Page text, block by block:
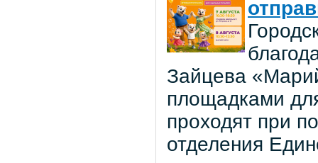
Зайцева
площадками
проходят при
отделения